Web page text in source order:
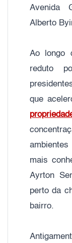
Avenida
Alberto
Ao longo
reduto
que
mais
Ayrton
perto da
bairro.